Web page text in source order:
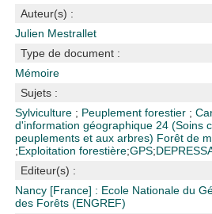
Auteur(s) :
Julien Mestrallet
Type de document :
Mémoire
Sujets :
Sylviculture ; Peuplement forestier ;
d'information géographique 24 (Soins
peuplements et aux arbres) Forêt de
;Exploitation forestière;GPS;
Editeur(s) :
Nancy [France] : Ecole Nationale du
des Forêts (ENGREF)